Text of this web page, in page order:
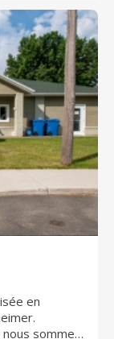
sont tout
:
jardinage.
feront
le retour à la
disponibles
dans un
de
le
unique
en
sommes